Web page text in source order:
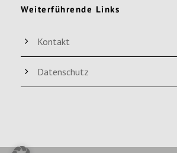
Weiterführende Links
Kontakt
Datenschutz